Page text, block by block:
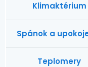
Klimaktérium
Spánok a
Teplomery